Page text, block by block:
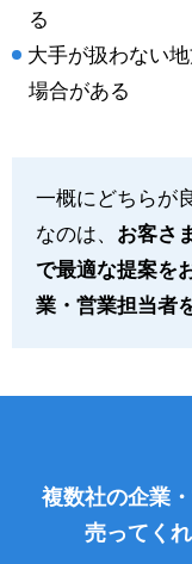
る
大手が扱わない
場合がある
一概にどちらが
なのは、 お客さ
で最適な提案を
業・営業担当者
複数社の企業
売ってく